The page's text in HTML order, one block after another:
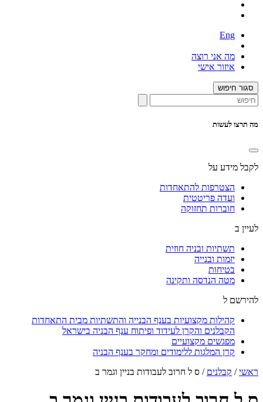
Eng
מה אני רוצה
איזור אישי
סגור חיפוש
מה תרצו לעשות
לקבל מידע על
הצטרפות להתאחדות
ועדה פריטטית
חוברות תחזוקה
לעיין ב
תשתיות ובניה חוזית
יזמות ובנייה
בטיחות
מטה הנדסה ותקינה
להירשם ל
קהילות מקצועיות בענף הבנייה והתשתיות מבית התאחדות
הקבלנים והקרן לעידוד ופיתוח ענף הבניה בישראל
מפגשים מקצועיים
קרן המלגות ללימודים ומחקר בענף הבניה
ראשי/ קבלנים / ס ל חרוב לעבודות בניין וגמר ב